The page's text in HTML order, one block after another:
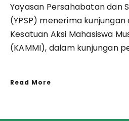
Yayasan Persahabatan dan
(YPSP) menerima
Kesatuan Aksi Mahasiswa
(KAMMI), dalam kunjungan
Read More